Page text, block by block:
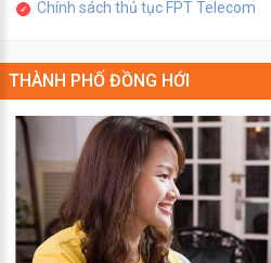
Chính sách thủ tục FPT Telecom
THÀNH PHỐ ĐỒNG HỚI